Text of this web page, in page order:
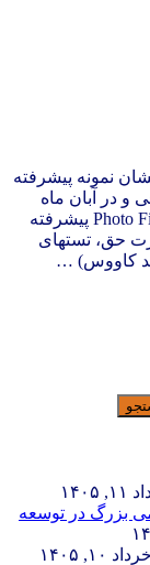
نمونه پیشرفته
در فروردین ماه 1402 طراحی و در آبان ماه
1402 ساخته شد. در این سیستم از Photo Finish Camera پیشرفته
حق، تستهای
کاووس) …
۱۴۰۵
بزرگ در توسعه
خرداد ۱۰, ۱۴۰۵